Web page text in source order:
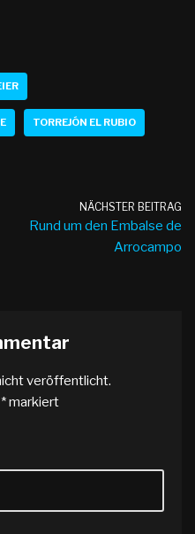
TORREJÓN EL RUBIO
NÄCHSTER BEITRAG
Rund um den Embalse de
Arrocampo
veröffentlicht.
*markiert